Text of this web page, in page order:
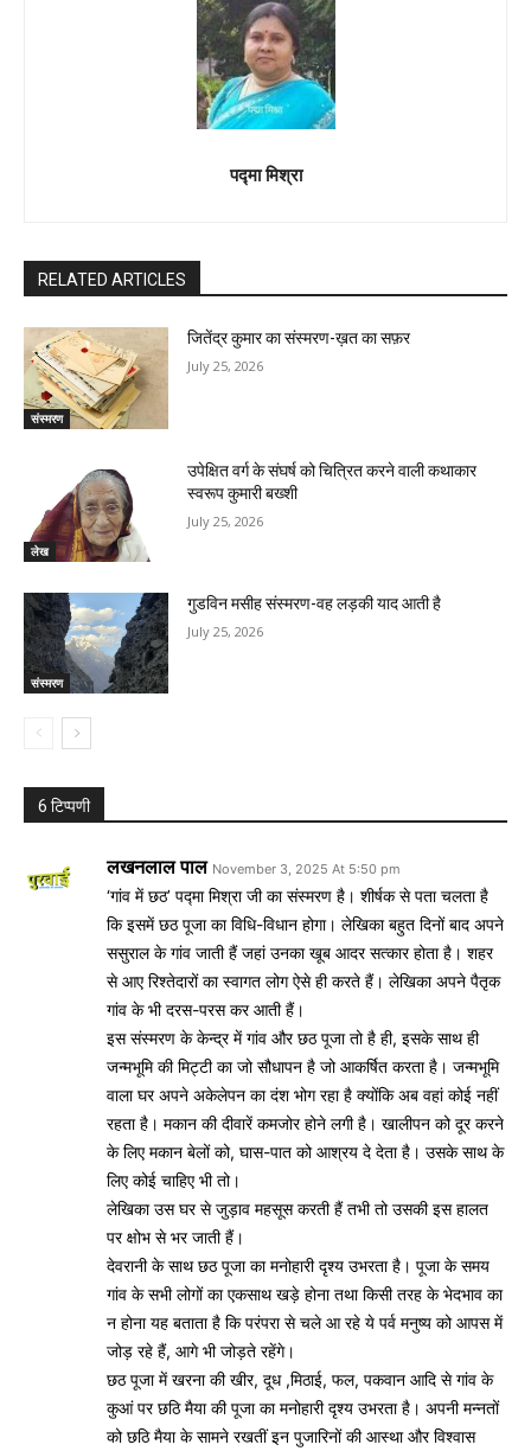
पद्मा मिश्रा
RELATED ARTICLES
संस्मरण
जितेंद्र कुमार का संस्मरण-ख़त का सफ़र
July 25, 2026
लेख
उपेक्षित वर्ग के संघर्ष को चित्रित करने वाली कथाकार
स्वरूप कुमारी बख्शी
July 25, 2026
संस्मरण
गुडविन मसीह संस्मरण-वह लड़की याद आती है
July 25, 2026
6 टिप्पणी
लखनलाल पाल November 3, 2025 At 5:50 pm
‘गांव में छठ’ पद्मा मिश्रा जी का संस्मरण है। शीर्षक से पता चलता है
कि इसमें छठ पूजा का विधि-विधान होगा। लेखिका बहुत दिनों बाद अपने
ससुराल के गांव जाती हैं जहां उनका खूब आदर सत्कार होता है। शहर
से आए रिश्तेदारों का स्वागत लोग ऐसे ही करते हैं। लेखिका अपने पैतृक
गांव के भी दरस-परस कर आती हैं।
इस संस्मरण के केन्द्र में गांव और छठ पूजा तो है ही, इसके साथ ही
जन्मभूमि की मिट्टी का जो सौधापन है जो आकर्षित करता है। जन्मभूमि
वाला घर अपने अकेलेपन का दंश भोग रहा है क्योंकि अब वहां कोई नहीं
रहता है। मकान की दीवारें कमजोर होने लगी है। खालीपन को दूर करने
के लिए मकान बेलों को, घास-पात को आश्रय दे देता है। उसके साथ के
लिए कोई चाहिए भी तो।
लेखिका उस घर से जुड़ाव महसूस करती हैं तभी तो उसकी इस हालत
पर क्षोभ से भर जाती हैं।
देवरानी के साथ छठ पूजा का मनोहारी दृश्य उभरता है। पूजा के समय
गांव के सभी लोगों का एकसाथ खड़े होना तथा किसी तरह के भेदभाव का
न होना यह बताता है कि परंपरा से चले आ रहे ये पर्व मनुष्य को आपस में
जोड़ रहे हैं, आगे भी जोड़ते रहेंगे।
छठ पूजा में खरना की खीर, दूध ,मिठाई, फल, पकवान आदि से गांव के
कुआं पर छठि मैया की पूजा का मनोहारी दृश्य उभरता है। अपनी मन्नतों
को छठि मैया के सामने रखतीं इन पुजारिनों की आस्था और विश्वास